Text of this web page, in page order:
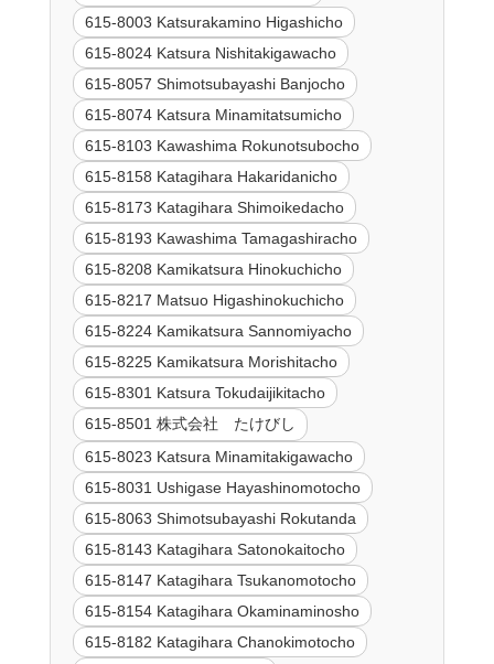
615-8003 Katsurakamino Higashicho
615-8024 Katsura Nishitakigawacho
615-8057 Shimotsubayashi Banjocho
615-8074 Katsura Minamitatsumicho
615-8103 Kawashima Rokunotsubocho
615-8158 Katagihara Hakaridanicho
615-8173 Katagihara Shimoikedacho
615-8193 Kawashima Tamagashiracho
615-8208 Kamikatsura Hinokuchicho
615-8217 Matsuo Higashinokuchicho
615-8224 Kamikatsura Sannomiyacho
615-8225 Kamikatsura Morishitacho
615-8301 Katsura Tokudaijikitacho
615-8501 株式会社 たけびし
615-8023 Katsura Minamitakigawacho
615-8031 Ushigase Hayashinomotocho
615-8063 Shimotsubayashi Rokutanda
615-8143 Katagihara Satonokaitocho
615-8147 Katagihara Tsukanomotocho
615-8154 Katagihara Okaminaminosho
615-8182 Katagihara Chanokimotocho